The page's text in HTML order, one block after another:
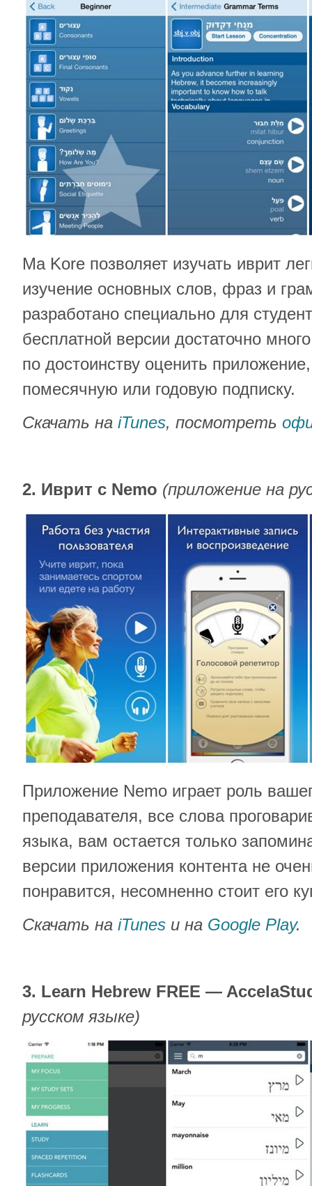
Ma Kore позволяет изучать иврит
изучение основных слов, фраз и
разработано специально для
бесплатной версии достаточно
по достоинству оценить
помесячную или годовую подписку.
Скачать на iTunes, посмотреть
2. Иврит с Nemo (приложение на
Приложение Nemo играет роль
преподавателя, все слова
языка, вам остается только
версии приложения контента не
понравится, несомненно стоит его
Скачать на iTunes и на Google Play.
3. Learn Hebrew FREE —
русском языке)